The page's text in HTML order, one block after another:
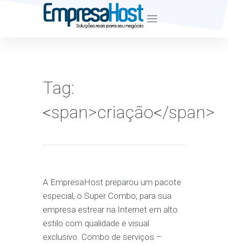
Desde Junho de 2007
Tag:
<span>criação</span>
A EmpresaHost preparou um pacote
especial, o Super Combo, para sua
empresa estrear na Internet em alto
estilo com qualidade e visual
exclusivo. Combo de serviços –